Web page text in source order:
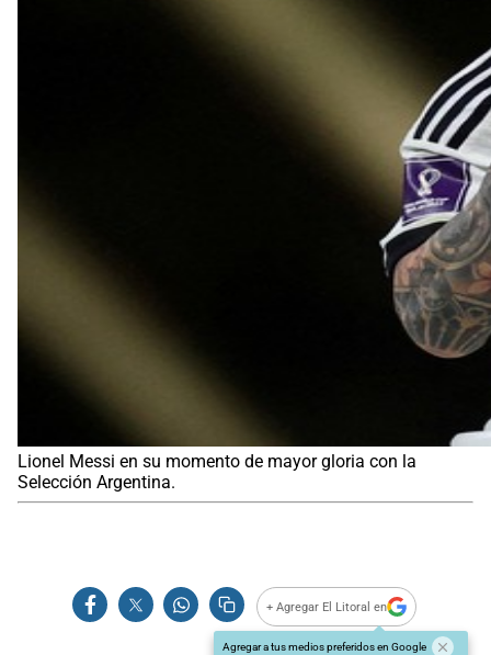
Lionel Messi en su momento de mayor gloria con la
Selección Argentina.
+ Agregar El Litoral en
Agregar a tus medios preferidos en Google